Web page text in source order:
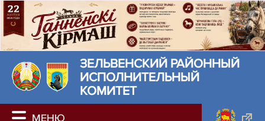
ЗЕЛЬВЕНСКИЙ РАЙОННЫЙ
ИСПОЛНИТЕЛЬНЫЙ
КОМИТЕТ